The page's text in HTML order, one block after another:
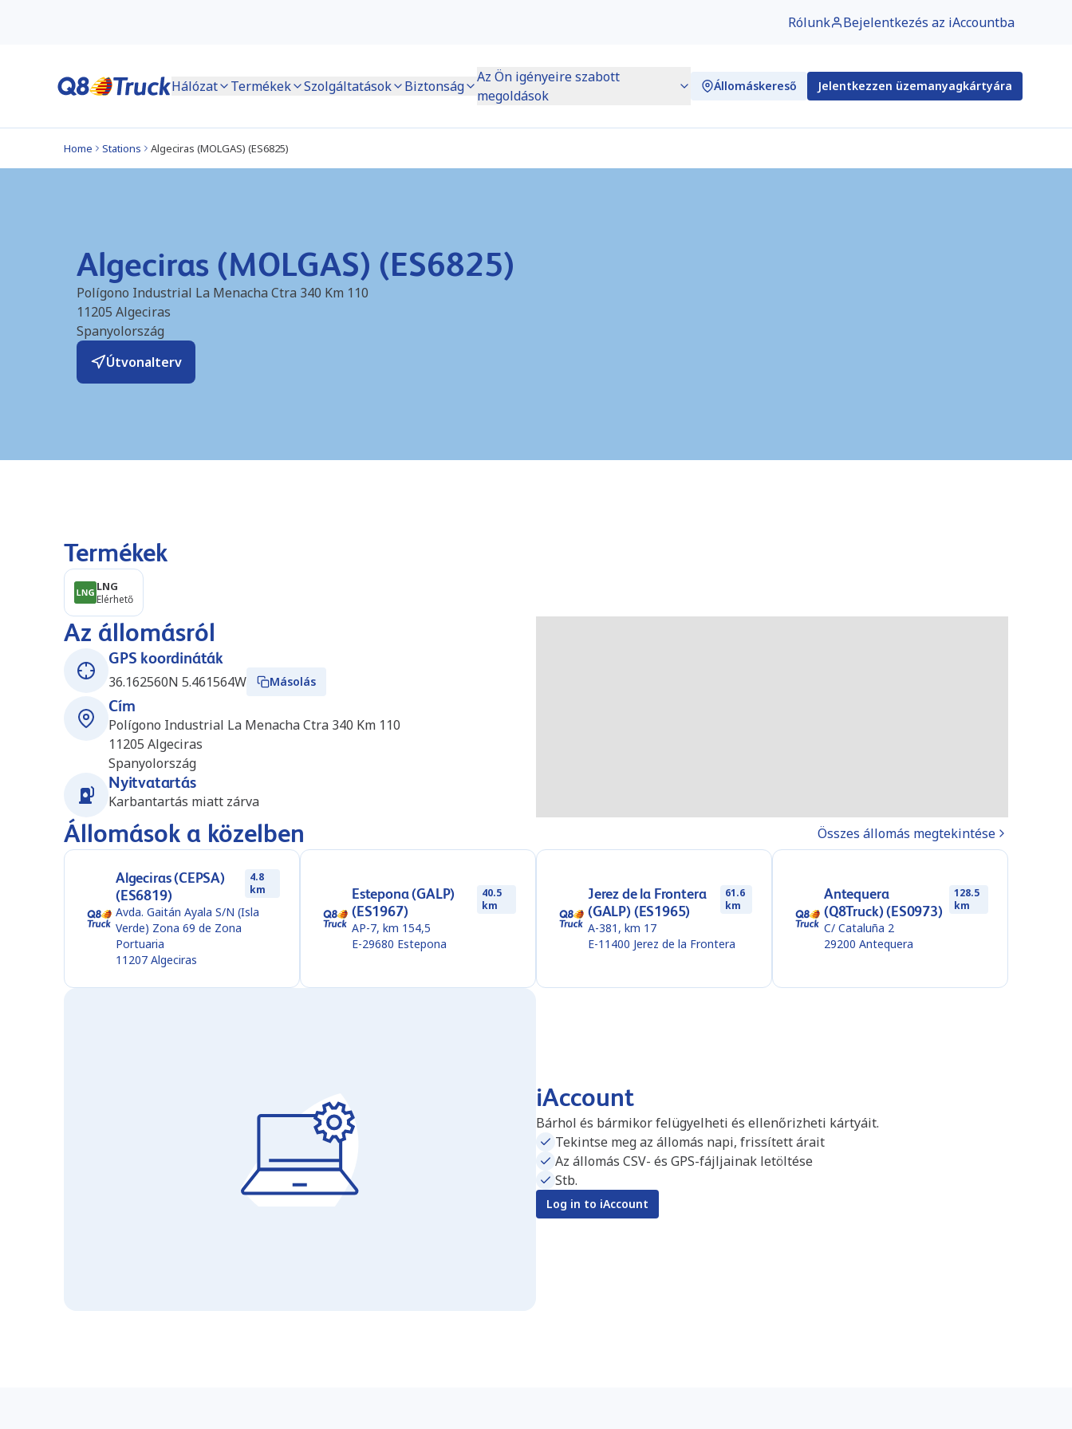
Rólunk Bejelentkezés az iAccountba
Hálózat Termékek Szolgáltatások Biztonság
Az Ön igényeire szabott
megoldások
Állomáskereső Jelentkezzen üzemanyagkártyára
Home Stations Algeciras (MOLGAS) (ES6825)
Algeciras (MOLGAS) (ES6825)
Polígono Industrial La Menacha Ctra 340 Km 110
11205 Algeciras
Spanyolország
Útvonalterv
Termékek
LNG
Elérhető
Az állomásról
GPS koordináták
36.162560N 5.461564W
Másolás
Cím
Polígono Industrial La Menacha Ctra 340 Km 110
11205 Algeciras
Spanyolország
Nyitvatartás
Karbantartás miatt zárva
Állomások a közelben Összes állomás megtekintése
Algeciras (CEPSA)
(ES6819)
4.8
km
Avda. Gaitán Ayala S/N (Isla
Verde) Zona 69 de Zona
Portuaria
11207 Algeciras
Estepona (GALP)
(ES1967)
40.5
km
AP-7, km 154,5
E-29680 Estepona
Jerez de la Frontera
(GALP) (ES1965)
61.6
km
A-381, km 17
E-11400 Jerez de la Frontera
Antequera
(Q8Truck) (ES0973)
128.5
km
C/ Cataluña 2
29200 Antequera
iAccount
Bárhol és bármikor felügyelheti és ellenőrizheti kártyáit.
Tekintse meg az állomás napi, frissített árait
Az állomás CSV- és GPS-fájljainak letöltése
Stb.
Log in to iAccount